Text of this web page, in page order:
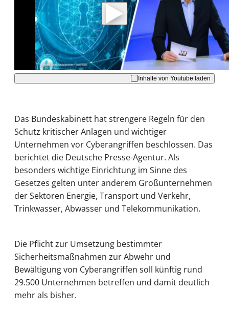
Daten an Youtube übertragen.
Hinweise dazu erhalten Sie in derDatenschutzerklärung
Akzeptieren
Inhalte von Youtube laden
Das Bundeskabinett hat strengere Regeln für den
Schutz kritischer Anlagen und wichtiger
Unternehmen vor Cyberangriffen beschlossen. Das
berichtet die Deutsche Presse-Agentur. Als
besonders wichtige Einrichtung im Sinne des
Gesetzes gelten unter anderem Großunternehmen
der Sektoren Energie, Transport und Verkehr,
Trinkwasser, Abwasser und Telekommunikation.
Die Pflicht zur Umsetzung bestimmter
Sicherheitsmaßnahmen zur Abwehr und
Bewältigung von Cyberangriffen soll künftig rund
29.500 Unternehmen betreffen und damit deutlich
mehr als bisher.